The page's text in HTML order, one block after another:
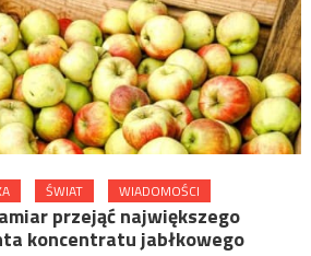
ŚWIAT WIADOMOŚCI
przejąć największego
koncentratu jabłkowego